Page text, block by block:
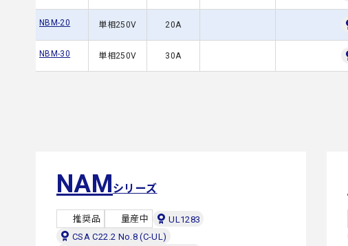
NBM-20 単相250V 20A
NBM-30 単相250V 30A
NAMシリーズ
推奨品 量産中
UL1283
CSA C22.2 No.8 (C-UL)